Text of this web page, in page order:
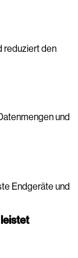
reduziert den
und
Endgeräte und